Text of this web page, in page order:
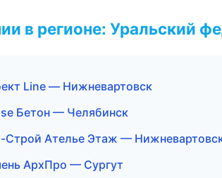
в регионе: Уральский
Line — Нижневартовск
Бетон — Челябинск
Строй Ателье Этаж —
АрхПро — Сургут